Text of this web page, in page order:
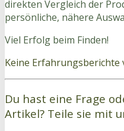
direkten Vergleich der
persönliche, nähere
Viel Erfolg beim Finden!
Keine Erfahrungsberichte
Du hast eine Frage
Artikel? Teile sie mit